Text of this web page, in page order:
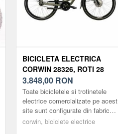
BICICLETA ELECTRICA
CORWIN 28326, ROTI 28
INCH, CADRU 490MM, 7
VITEZE, GRI
3.848,00 RON
Toate bicicletele si trotinetele
electrice comercializate pe acest
site sunt configurate din fabrică
pentru a respecta reglementările
corwin, biciclete electrice